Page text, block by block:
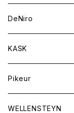
バッグ
ネクタイ
スカーフ
ジュエリー
キュロット
競技用ジャケット
キュロット
DeNiro
KASK
Pikeur
WELLENSTEYN